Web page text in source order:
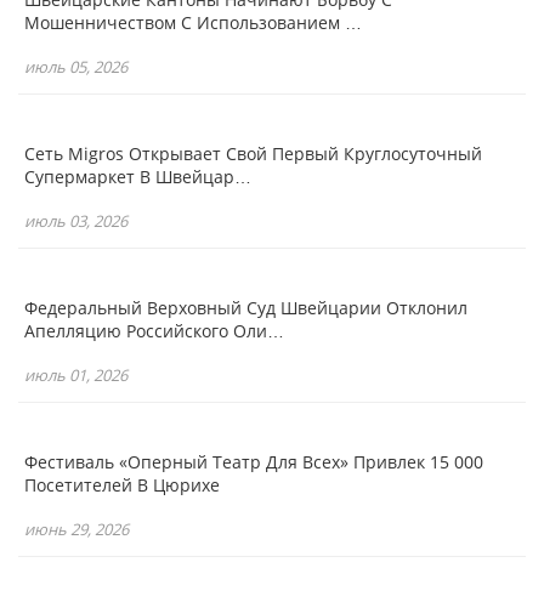
Мошенничеством С Использованием …
июль 05, 2026
Сеть Migros Открывает Свой Первый Круглосуточный
Супермаркет В Швейцар…
июль 03, 2026
Федеральный Верховный Суд Швейцарии Отклонил
Апелляцию Российского Оли…
июль 01, 2026
Фестиваль «Оперный Театр Для Всех» Привлек 15 000
Посетителей В Цюрихе
июнь 29, 2026